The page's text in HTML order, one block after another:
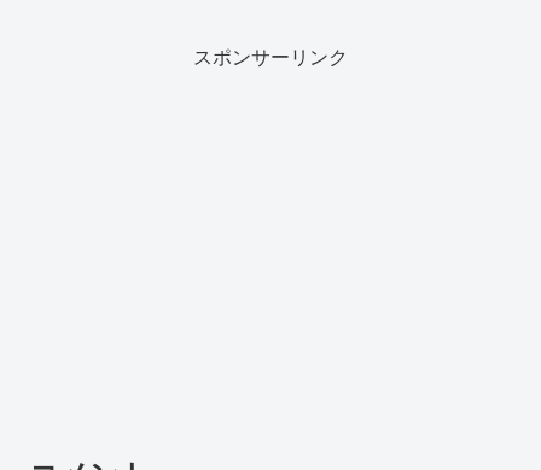
スポンサーリンク